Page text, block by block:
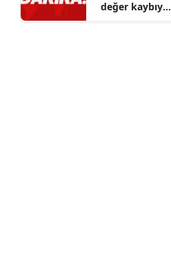
tavsiyeler
değer kaybıyla